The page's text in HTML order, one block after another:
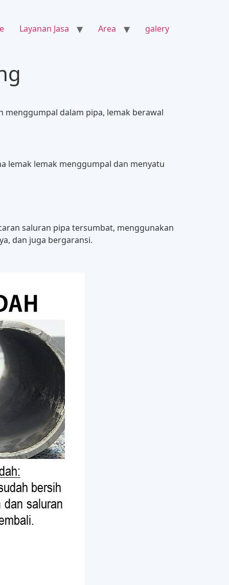
Layanan Jasa Area galery
dalam pipa, lemak berawal
lemak lemak menggumpal dan menyatu
saluran pipa tersumbat, menggunakan
dan juga bergaransi.